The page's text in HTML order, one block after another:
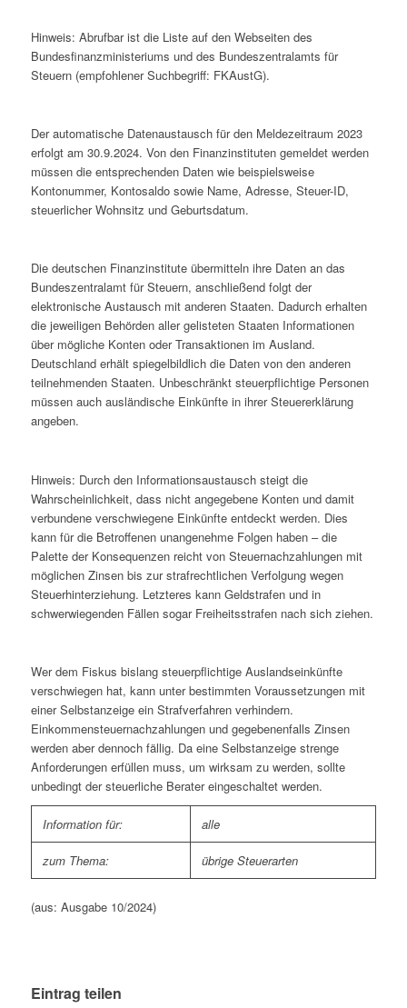
Hinweis: Abrufbar ist die Liste auf den Webseiten des
Bundesfinanzministeriums und des Bundeszentralamts für
Steuern (empfohlener Suchbegriff: FKAustG).
Der automatische Datenaustausch für den Meldezeitraum 2023
erfolgt am 30.9.2024. Von den Finanzinstituten gemeldet werden
müssen die entsprechenden Daten wie beispielsweise
Kontonummer, Kontosaldo sowie Name, Adresse, Steuer-ID,
steuerlicher Wohnsitz und Geburtsdatum.
Die deutschen Finanzinstitute übermitteln ihre Daten an das
Bundeszentralamt für Steuern, anschließend folgt der
elektronische Austausch mit anderen Staaten. Dadurch erhalten
die jeweiligen Behörden aller gelisteten Staaten Informationen
über mögliche Konten oder Transaktionen im Ausland.
Deutschland erhält spiegelbildlich die Daten von den anderen
teilnehmenden Staaten. Unbeschränkt steuerpflichtige Personen
müssen auch ausländische Einkünfte in ihrer Steuererklärung
angeben.
Hinweis: Durch den Informationsaustausch steigt die
Wahrscheinlichkeit, dass nicht angegebene Konten und damit
verbundene verschwiegene Einkünfte entdeckt werden. Dies
kann für die Betroffenen unangenehme Folgen haben – die
Palette der Konsequenzen reicht von Steuernachzahlungen mit
möglichen Zinsen bis zur strafrechtlichen Verfolgung wegen
Steuerhinterziehung. Letzteres kann Geldstrafen und in
schwerwiegenden Fällen sogar Freiheitsstrafen nach sich ziehen.
Wer dem Fiskus bislang steuerpflichtige Auslandseinkünfte
verschwiegen hat, kann unter bestimmten Voraussetzungen mit
einer Selbstanzeige ein Strafverfahren verhindern.
Einkommensteuernachzahlungen und gegebenenfalls Zinsen
werden aber dennoch fällig. Da eine Selbstanzeige strenge
Anforderungen erfüllen muss, um wirksam zu werden, sollte
unbedingt der steuerliche Berater eingeschaltet werden.
Information für: alle
zum Thema: übrige Steuerarten
(aus: Ausgabe 10/2024)
Eintrag teilen